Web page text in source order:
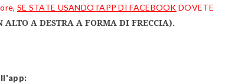
SE STATE USANDO l'APP DI FACEBOOK DOVETE
ALTO A DESTRA A FORMA DI FRECCIA).